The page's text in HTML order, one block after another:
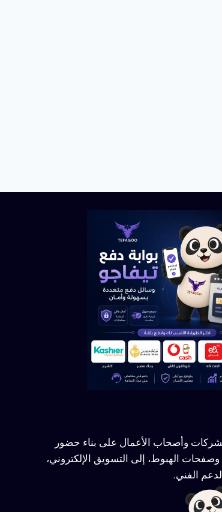
وأصحاب الأعمال على بناء حضور
الهبوط، إلى التسويق الإلكتروني،
الفني.